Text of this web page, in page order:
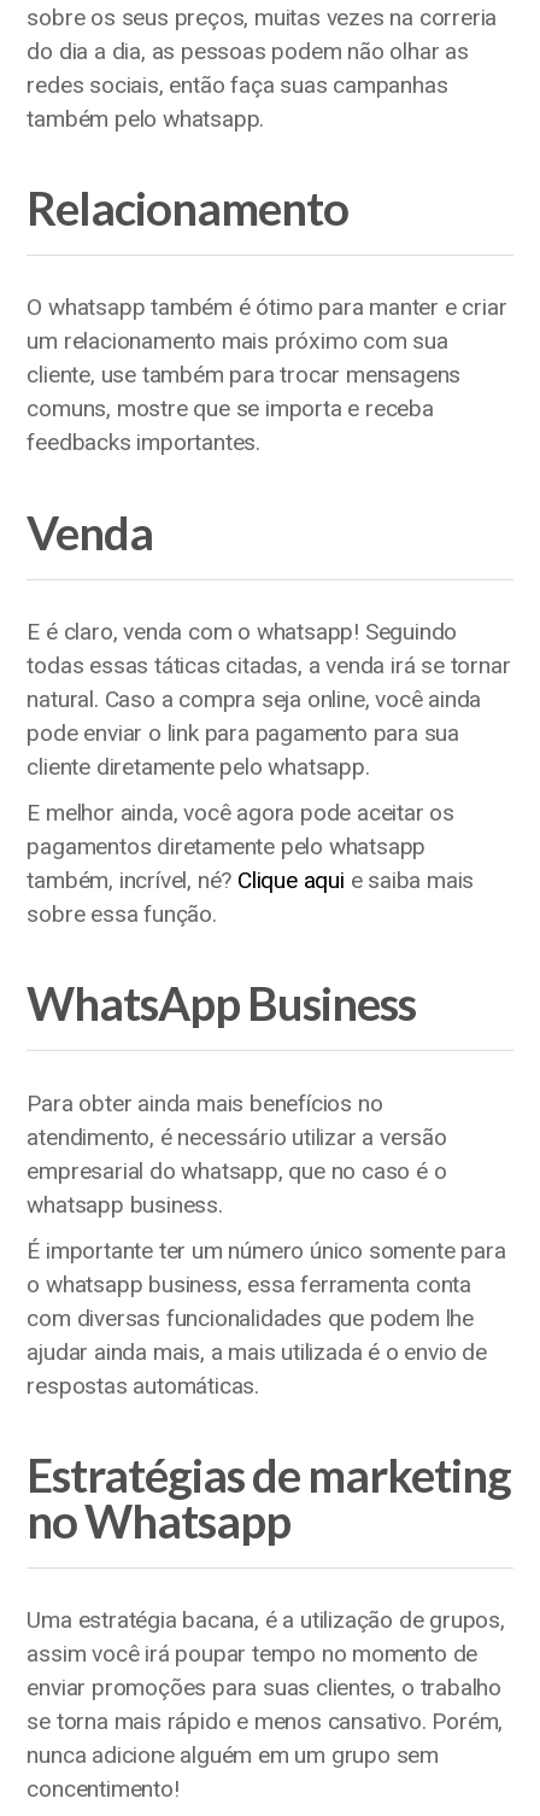
sobre os seus preços, muitas vezes na correria
do dia a dia, as pessoas podem não olhar as
redes sociais, então faça suas campanhas
também pelo whatsapp.
Relacionamento
O whatsapp também é ótimo para manter e criar
um relacionamento mais próximo com sua
cliente, use também para trocar mensagens
comuns, mostre que se importa e receba
feedbacks importantes.
Venda
E é claro, venda com o whatsapp! Seguindo
todas essas táticas citadas, a venda irá se tornar
natural. Caso a compra seja online, você ainda
pode enviar o link para pagamento para sua
cliente diretamente pelo whatsapp.
E melhor ainda, você agora pode aceitar os
pagamentos diretamente pelo whatsapp
também, incrível, né? Clique aqui e saiba mais
sobre essa função.
WhatsApp Business
Para obter ainda mais benefícios no
atendimento, é necessário utilizar a versão
empresarial do whatsapp, que no caso é o
whatsapp business.
É importante ter um número único somente para
o whatsapp business, essa ferramenta conta
com diversas funcionalidades que podem lhe
ajudar ainda mais, a mais utilizada é o envio de
respostas automáticas.
Estratégias de marketing
no Whatsapp
Uma estratégia bacana, é a utilização de grupos,
assim você irá poupar tempo no momento de
enviar promoções para suas clientes, o trabalho
se torna mais rápido e menos cansativo. Porém,
nunca adicione alguém em um grupo sem
concentimento!